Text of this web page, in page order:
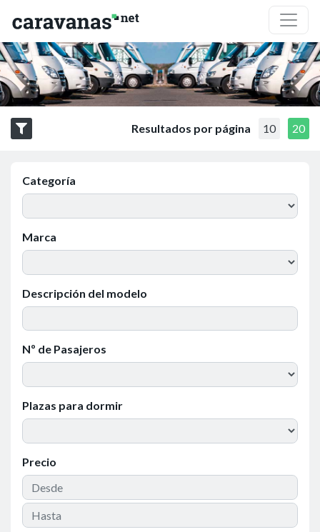
Resultados por página 10 20
Categoría
Marca
Descripción del modelo
Nº de Pasajeros
Plazas para dormir
Precio